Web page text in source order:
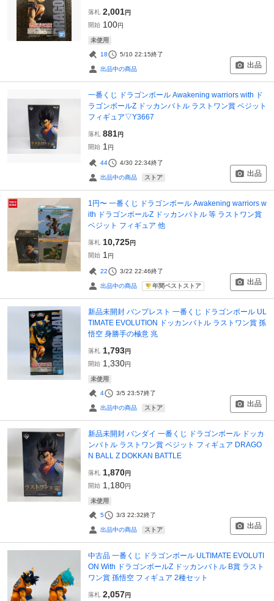
落札 2,001円
開始 100円
未使用
18 5/10 22:15終了
出品中の商品 出品
一番くじ ドラゴンボール Awakening warriors with ド
ラゴンボールZ ドッカンバトル ラストワン賞 ベジット
フィギュア▽Y3667
落札 881円
開始 1 円
44 4/30 22:34終了
出品中の商品 ストア 出品
1円〜 一番くじ ドラゴンボール Awakening warriors w
ith ドラゴンボールZ ドッカンバトル 等 ラストワン賞
ベジット フィギュア 他
落札 10,725円
開始 1 円
22 3/22 22:46終了
出品中の商品 年間ベストストア 出品
新品未開封 バンプレスト 一番くじ ドラゴンボール UL
TIMATE EVOLUTION ドッカンバトル ラストワン賞 孫
悟空 身勝手の極意 兆
落札 1,793円
開始 1,330円
未使用
4 3/5 23:57終了
出品中の商品 ストア 出品
新品未開封 バンダイ 一番くじ ドラゴンボール ドッカ
ンバトル ラストワン賞 ベジット フィギュア DRAGO
N BALL Z DOKKAN BATTLE
落札 1,870円
開始 1,180円
未使用
5 3/3 22:32終了
出品中の商品 ストア 出品
中古品 一番くじ ドラゴンボール ULTIMATE EVOLUTI
ON With ドラゴンボールZ ドッカンバトル B賞 ラスト
ワン賞 孫悟空 フィギュア 2種セット
落札 2,057円